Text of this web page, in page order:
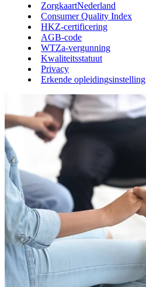
ZorgkaartNederland
Consumer Quality Index
HKZ-certificering
AGB-code
WTZa-vergunning
Kwaliteitsstatuut
Privacy
Erkende opleidingsinstelling